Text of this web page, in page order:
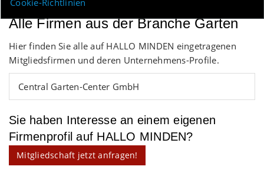
Cookie-Richtlinien
Alle Firmen aus der Branche Garten
Hier finden Sie alle auf HALLO MINDEN eingetragenen
Mitgliedsfirmen und deren Unternehmens-Profile.
Central Garten-Center GmbH
Sie haben Interesse an einem eigenen
Firmenprofil auf HALLO MINDEN?
Mitgliedschaft jetzt anfragen!